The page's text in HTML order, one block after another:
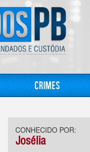
Crimes
CONHECIDO POR:
Josélia